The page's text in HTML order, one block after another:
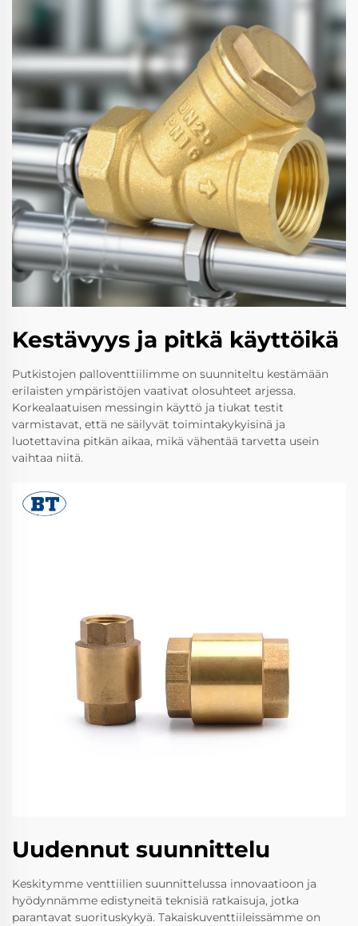
Kestävyys ja pitkä käyttöikä
Putkistojen palloventtiilimme on suunniteltu kestämään
erilaisten ympäristöjen vaativat olosuhteet arjessa.
Korkealaatuisen messingin käyttö ja tiukat testit
varmistavat, että ne säilyvät toimintakykyisinä ja
luotettavina pitkän aikaa, mikä vähentää tarvetta usein
vaihtaa niitä.
Uudennut suunnittelu
Keskitymme venttiilien suunnittelussa innovaatioon ja
hyödynnämme edistyneitä teknisiä ratkaisuja, jotka
parantavat suorituskykyä. Takaiskuventtiileissämme on